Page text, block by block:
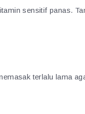
sensitif panas.
terlalu lama